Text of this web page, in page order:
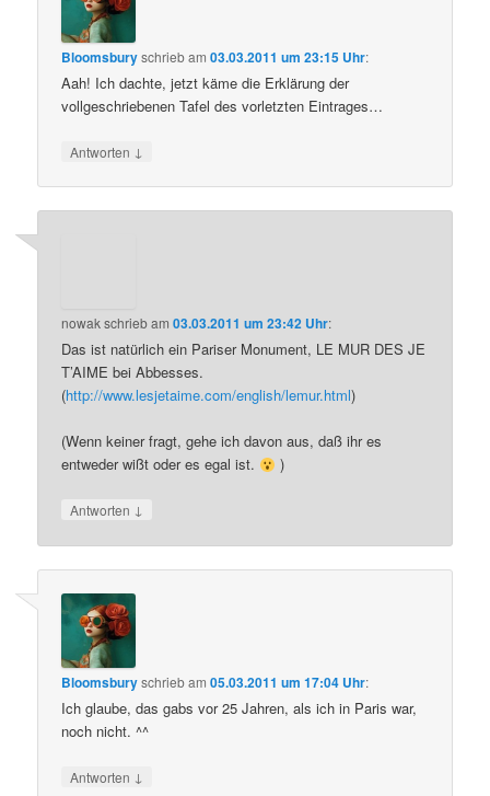
Bloomsburyschriebam03.03.2011 um 23:15 Uhr:
Aah! Ich dachte, jetzt käme die Erklärung der
vollgeschriebenen Tafel des vorletzten Eintrages…
Antworten ↓
nowakschriebam03.03.2011 um 23:42 Uhr:
Das ist natürlich ein Pariser Monument, LE MUR DES JE
T’AIME bei Abbesses.
(http://www.lesjetaime.com/english/lemur.html)
(Wenn keiner fragt, gehe ich davon aus, daß ihr es
entweder wißt oder es egal ist.
)
Antworten ↓
Bloomsburyschriebam05.03.2011 um 17:04 Uhr:
Ich glaube, das gabs vor 25 Jahren, als ich in Paris war,
noch nicht. ^^
Antworten ↓